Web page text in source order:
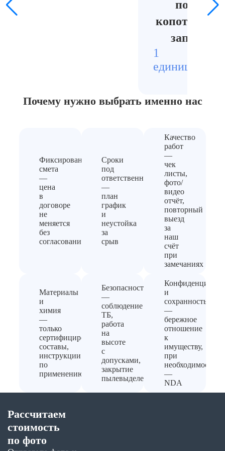
пожара
копоти,
запаха
1
единица
Почему нужно выбрать именно нас
Фиксированная
смета
—
цена
в
договоре
не
меняется
без
согласования
Сроки
под
ответственность
—
план
график
и
неустойка
за
срыв
Качество
работ
—
чек
листы,
фото/
видео
отчёт,
повторный
выезд
за
наш
счёт
при
замечаниях
Материалы
и
химия
—
только
сертифицированные
составы,
инструкции
по
применению
Безопасность
—
соблюдение
ТБ,
работа
на
высоте
с
допусками,
закрытие
пылевыделения
и
сохранность
—
бережное
отношение
к
имуществу,
при
необходимости
—
NDA
Рассчитаем
стоимость
по фото